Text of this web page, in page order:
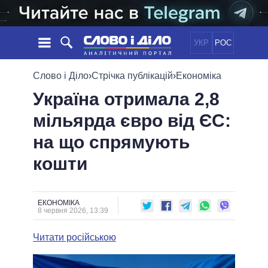
УКР РОС
НОВИНИ
СТРІЧКА
ПОДІЇ
СТАТТІ
ДУМКИ
ОГЛЯДИ
ДАЙДЖЕСТИ
ПОЛІТИКА
ЕКОНОМІКА
СУСПІЛЬСТВО
СВІТ
ОБIЦЯНКИ
ПОЛIТИКИ
УСІ ПОЛІТИКИ
ПРЕЗИДЕНТ І ОФІС
ВЕРХОВНА РАДА
КАБІНЕТ МІНІСТРІВ
МЕРИ МІСТ
ВСІ ПЕРСОНИ
ІНФОГРАФІКА
ПІДТРИМАТИ
ПОРІВНЯННЯ ПОЛІТИКІВ
Слово і Діло›Стрічка публікацій›Економіка
Україна отримала 2,8
мільярда євро від ЄС:
на що спрямують
кошти
ЕКОНОМІКА
8 червня 2026, 13:39
Читати російською